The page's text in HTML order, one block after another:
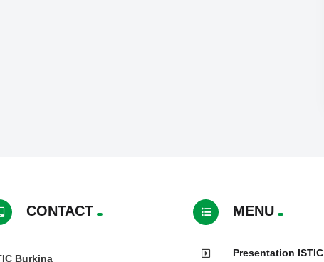
CONTACT
Burkina
MENU
Presentation ISTIC